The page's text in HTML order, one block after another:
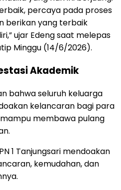
percaya pada proses
berikan yang terbaik
ujar Edeng saat melepas
Minggu (14/6/2026).
Akademik
bahwa seluruh keluarga
kelancaran bagi para
membawa pulang
1 Tanjungsari mendoakan
kemudahan, dan